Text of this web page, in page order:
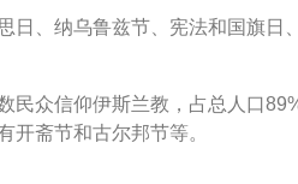
日、纳乌鲁兹节、宪法和国旗日
民众信仰伊斯兰教，占总人口
开斋节和古尔邦节等。